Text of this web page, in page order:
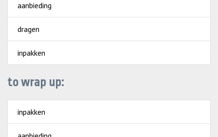
aanbieding
dragen
inpakken
to wrap up:
inpakken